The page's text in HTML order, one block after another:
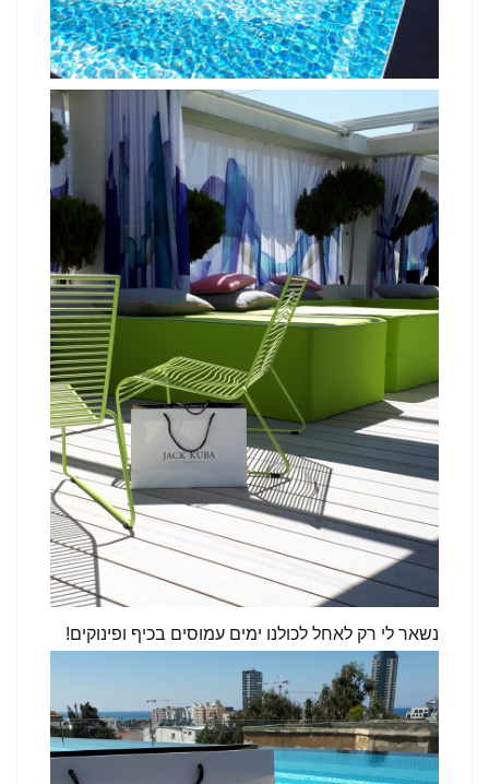
נשאר לי רק לאחל לכולנו ימים עמוסים בכיף ופינוקים!